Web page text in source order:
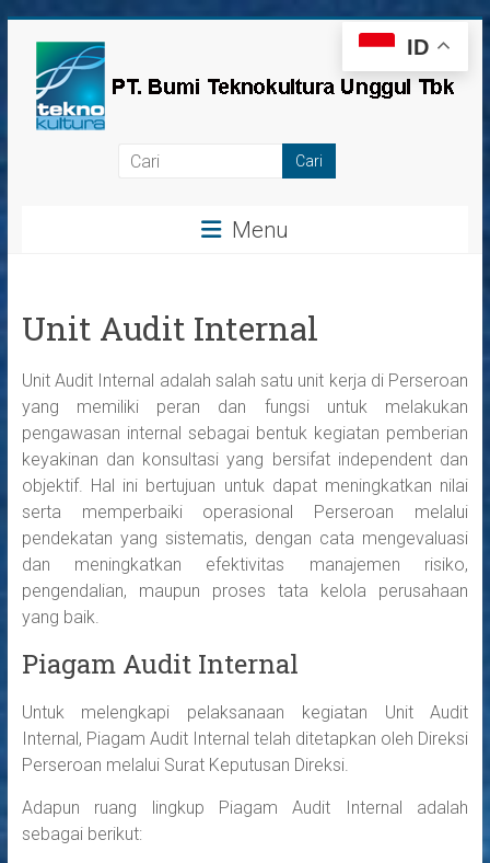
content
Teknokultura
Tbk
Menu
Unit Audit Internal
Unit Audit Internal adalah salah satu unit kerja di Perseroan
yang memiliki peran dan fungsi untuk melakukan
pengawasan internal sebagai bentuk kegiatan pemberian
keyakinan dan konsultasi yang bersifat independent dan
objektif. Hal ini bertujuan untuk dapat meningkatkan nilai
serta memperbaiki operasional Perseroan melalui
pendekatan yang sistematis, dengan cata mengevaluasi
dan meningkatkan efektivitas manajemen risiko,
pengendalian, maupun proses tata kelola perusahaan
yang baik.
Piagam Audit Internal
Untuk melengkapi pelaksanaan kegiatan Unit Audit
Internal, Piagam Audit Internal telah ditetapkan oleh Direksi
Perseroan melalui Surat Keputusan Direksi.
Adapun ruang lingkup Piagam Audit Internal adalah
sebagai berikut:
ID